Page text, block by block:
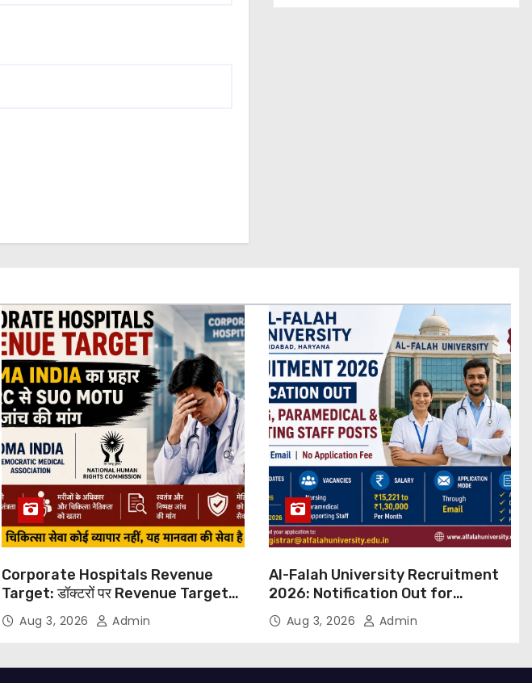
Corporate Hospitals Revenue
Target: डॉक्टरों पर Revenue Targets
थोपने के खिलाफ DMA India का बड़ा कदम,
NHRC से Suo Motu जांच की मांग
Aug 3, 2026 Admin
Al-Falah University Recruitment
2026: Notification Out for
Nursing, Paramedical &
Supporting Staff Posts, Apply
Aug 3, 2026 Admin